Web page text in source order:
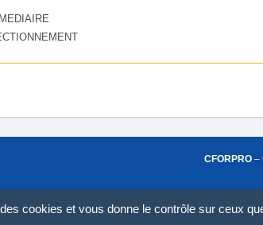
CFORPRO –
cookies et vous donne le contrôle sur ceux